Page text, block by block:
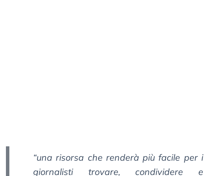
“una risorsa che renderà più facile per i
giornalisti trovare, condividere e